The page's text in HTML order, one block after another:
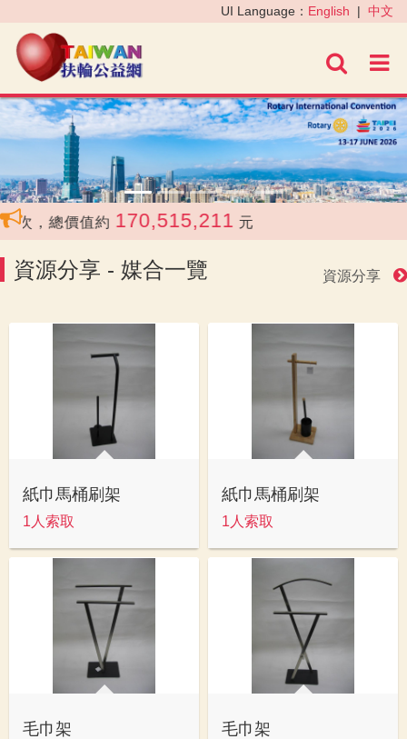
進階
UI Language： English | 中文
‹ ›
總價值約 170,515,211 元
資源分享 - 媒合一覽 資源分享
紙巾馬桶刷架
1人索取
紙巾馬桶刷架
1人索取
毛巾架 毛巾架